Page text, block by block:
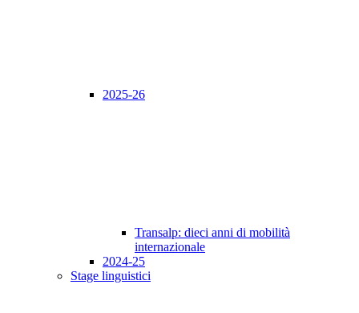
2025-26
Transalp: dieci anni di mobilità
internazionale
2024-25
Stage linguistici